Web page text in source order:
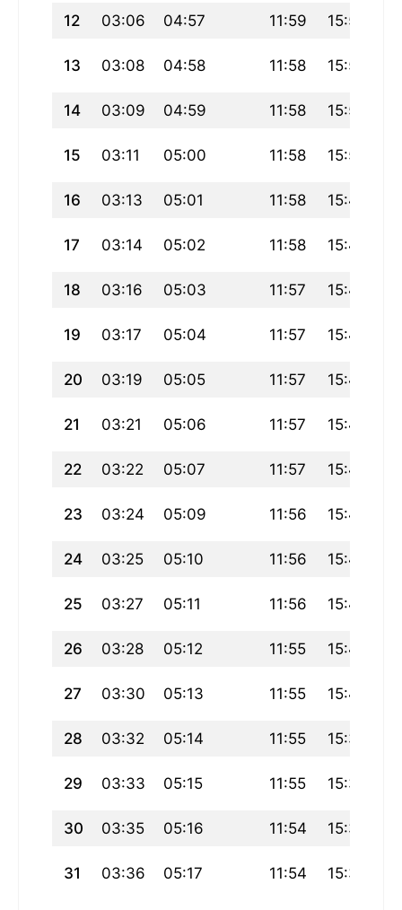
12 03:06 04:57 11:59 15:52
13 03:08 04:58 11:58 15:51
14 03:09 04:59 11:58 15:51
15 03:11 05:00 11:58 15:50
16 03:13 05:01 11:58 15:49
17 03:14 05:02 11:58 15:48
18 03:16 05:03 11:57 15:48
19 03:17 05:04 11:57 15:47
20 03:19 05:05 11:57 15:46
21 03:21 05:06 11:57 15:45
22 03:22 05:07 11:57 15:44
23 03:24 05:09 11:56 15:44
24 03:25 05:10 11:56 15:43
25 03:27 05:11 11:56 15:42
26 03:28 05:12 11:55 15:41
27 03:30 05:13 11:55 15:40
28 03:32 05:14 11:55 15:39
29 03:33 05:15 11:55 15:38
30 03:35 05:16 11:54 15:37
31 03:36 05:17 11:54 15:36